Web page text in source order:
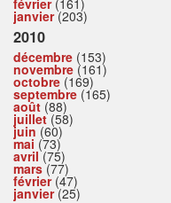
février(161)
janvier(203)
2010
décembre (153)
novembre (161)
octobre (169)
septembre (165)
août (88)
juillet(58)
juin (60)
mai (73)
avril(75)
mars(77)
février(47)
janvier(25)